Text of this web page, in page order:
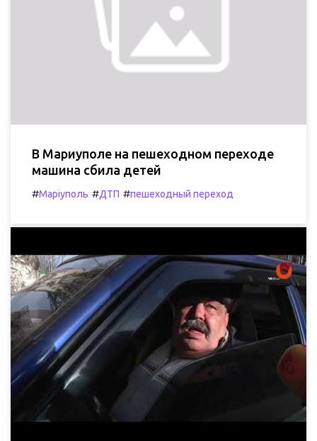
В Мариуполе на пешеходном переходе
машина сбила детей
#Маріуполь #ДТП #пешеходный переход